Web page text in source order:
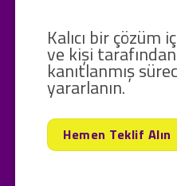
Kalıcı bir çözüm
ve kişi
kanıtlanmış
yararlanın.
Hemen Teklif Alın